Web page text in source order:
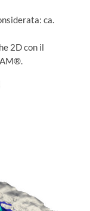
ca.
2D con il